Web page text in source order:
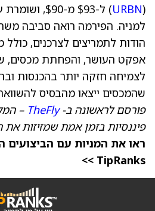
(URBN
) ל-$93 מ-
הודות לתמריצים לצרכנים, כולל
אפקט העושר, והפחתת מכסים,
לצמיחה חזקה יותר בהכנסות
שהמכסים ייצאו מהבסיס
פורסם לראשונה ב-TheFly
–
פיננסיות בזמן אמת שמזיזות
ראו את המניות עם הביצועים
TipRanks >>